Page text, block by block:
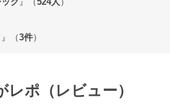
』（3件）
ポ（レビュー）